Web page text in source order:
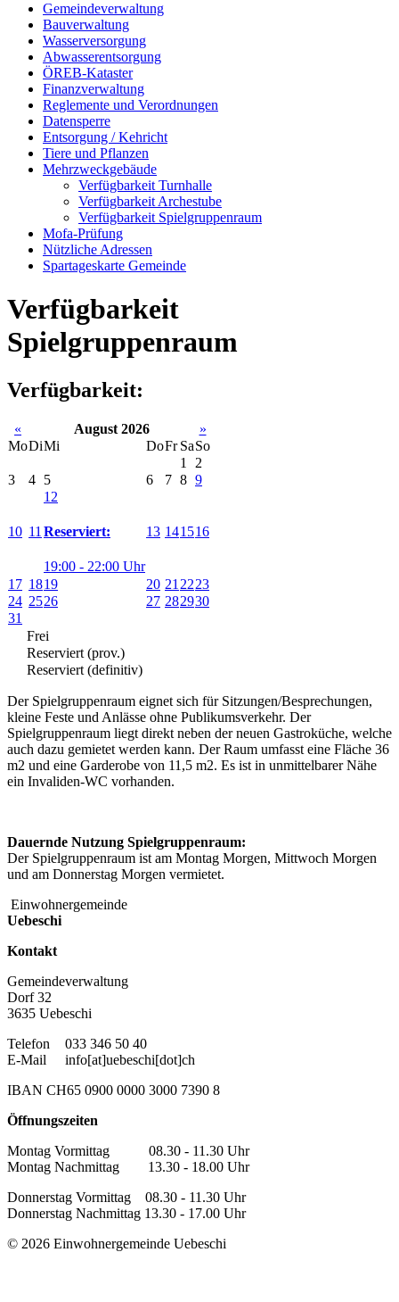
Gemeindeverwaltung
Bauverwaltung
Wasserversorgung
Abwasserentsorgung
ÖREB-Kataster
Finanzverwaltung
Reglemente und Verordnungen
Datensperre
Entsorgung / Kehricht
Tiere und Pflanzen
Mehrzweckgebäude
Verfügbarkeit Turnhalle
Verfügbarkeit Archestube
Verfügbarkeit Spielgruppenraum
Mofa-Prüfung
Nützliche Adressen
Spartageskarte Gemeinde
Verfügbarkeit
Spielgruppenraum
Verfügbarkeit:
« August 2026
»
MoDiMi DoFr SaSo
1
2
3
4 5 6 7 8 9
10 11
12
Reserviert:
19:00 - 22:00 Uhr
13 141516
17 1819 20 21 2223
24 2526 27 282930
31
Frei
Reserviert (prov.)
Reserviert (definitiv)
Der Spielgruppenraum eignet sich für Sitzungen/Besprechungen,
kleine Feste und Anlässe ohne Publikumsverkehr. Der
Spielgruppenraum liegt direkt neben der neuen Gastroküche, welche
auch dazu gemietet werden kann. Der Raum umfasst eine Fläche 36
m2 und eine Garderobe von 11,5 m2. Es ist in unmittelbarer Nähe
ein Invaliden-WC vorhanden.
Dauernde Nutzung Spielgruppenraum:
Der Spielgruppenraum ist am Montag Morgen, Mittwoch Morgen
und am Donnerstag Morgen vermietet.
Einwohnergemeinde
Uebeschi
Kontakt
Gemeindeverwaltung
Dorf 32
3635 Uebeschi
Telefon
033 346 50 40
E-Mail
info[at]uebeschi[dot]ch
IBAN CH65 0900 0000 3000 7390 8
Öffnungszeiten
Montag Vormittag 08.30 - 11.30 Uhr
Montag Nachmittag 13.30 - 18.00 Uhr
Donnerstag Vormittag 08.30 - 11.30 Uhr
Donnerstag Nachmittag 13.30 - 17.00 Uhr
© 2026 Einwohnergemeinde Uebeschi